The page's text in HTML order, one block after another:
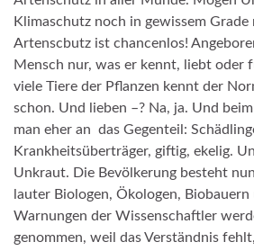
Klimaschutz noch in gewissem Grade
Artenscbutz ist chancenlos!
Mensch nur, was er kennt, liebt oder
viele Tiere der Pflanzen kennt der
schon. Und lieben –? Na, ja. Und
man eher an das Gegenteil:
Krankheitsüberträger, giftig, ekelig.
Unkraut. Die Bevölkerung besteht
lauter Biologen, Ökologen,
Warnungen der Wissenschaftler
genommen, weil das Verständnis